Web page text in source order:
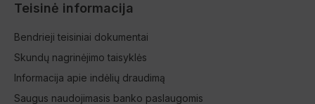
Teisinė informacija
Bendrieji teisiniai dokumentai
Skundų nagrinėjimo taisyklės
Informacija apie indėlių draudimą
Saugus naudojimasis banko paslaugomis